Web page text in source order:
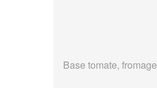
Base tomate, fromage